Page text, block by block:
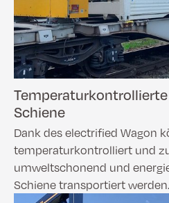
Schiene
Dank des electrified Wagon
temperaturkontrolliert und
umweltschonend und
Schiene transportiert werden.